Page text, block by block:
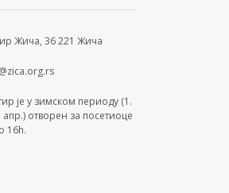
Жича, 36 221 Жича
је у зимском периоду (1.
апр.) отворен за посетиоце
16h.